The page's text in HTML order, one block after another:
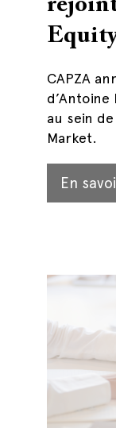
CAPZA
au sein
Market.
En